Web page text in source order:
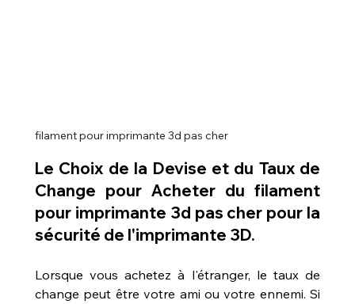
filament pour imprimante 3d pas cher
Le Choix de la Devise et du Taux de
Change pour Acheter du filament
pour imprimante 3d pas cher pour la
sécurité de l'imprimante 3D.
Lorsque vous achetez à l'étranger, le taux de
change peut être votre ami ou votre ennemi. Si